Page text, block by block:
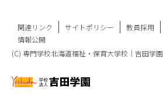
関連リンク サイトポリシー 教員採用
情報公開
(C) 専門学校北海道福祉・保育大学校｜吉田学園